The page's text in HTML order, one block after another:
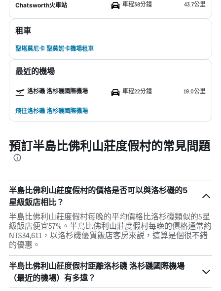
Chatsworth火車站 車程38分鐘 43.7公里
租車
聖塔莫尼卡 聖莫妮卡機場租車
最近的機場
洛杉磯 洛杉磯國際機場 車程22分鐘 19.0公里
飛往洛杉磯 洛杉磯國際機場
預訂半島比佛利山莊度假村的常見問題
半島比佛利山莊度假村的價格是否可以與洛杉磯的5
星級飯店相比？
半島比佛利山莊度假村每晚的平均價格比洛杉磯類似的5星
級飯店便宜57%。半島比佛利山莊度假村每晚的價格通常約
NT$34,611，以洛杉磯優質飯店客房來説，這算是個很不錯
的優惠。
半島比佛利山莊度假村距離洛杉磯 洛杉磯國際機場
（最近的機場）有多遠？